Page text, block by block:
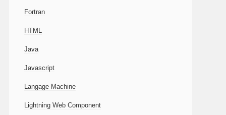
Fortran
HTML
Java
Javascript
Langage Machine
Lightning Web Component